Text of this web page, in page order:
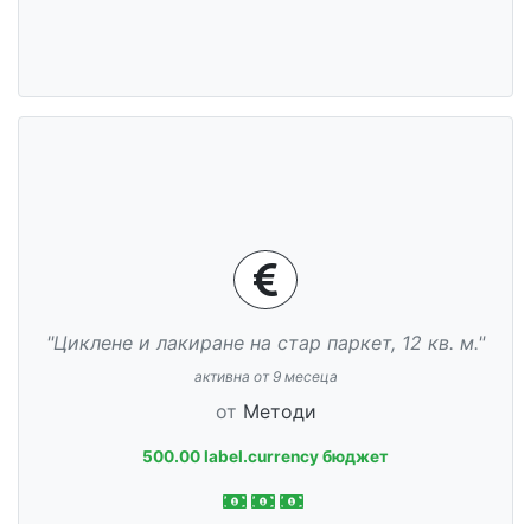
"Циклене и лакиране на стар паркет, 12 кв. м."
активна от 9 месеца
от Методи
500.00 label.currency бюджет